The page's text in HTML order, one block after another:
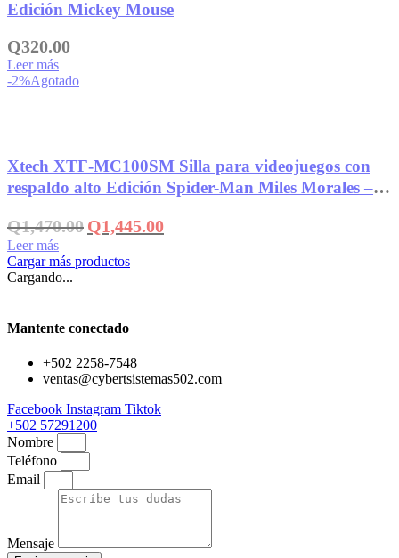
Edición Mickey Mouse
Q320.00
Leer más
-2%Agotado
Xtech XTF-MC100SM Silla para videojuegos con
respaldo alto Edición Spider-Man Miles Morales –
Q1,470.00 El
precio
original
era:
Q1,445.00El
precio
Leer más
Cargar más productos
Cargando...
Mantente conectado
+502 2258-7548
ventas@cybertsistemas502.com
Facebook Instagram Tiktok
+502 57291200
Nombre
Teléfono
Email
Mensaje